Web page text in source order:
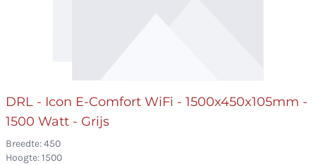
DRL - Icon E-Comfort WiFi - 1500x450x105mm -
1500 Watt - Grijs
Breedte: 450
Hoogte: 1500